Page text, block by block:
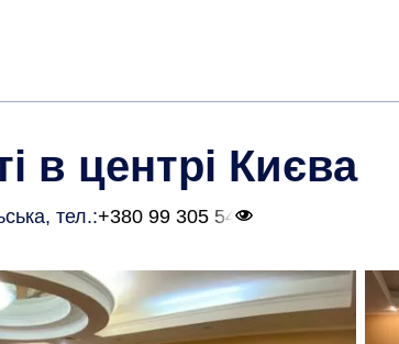
в центрі Києва
, тел.:+380 99 305 54